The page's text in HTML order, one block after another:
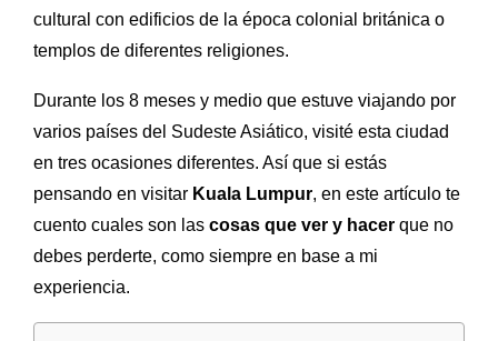
cultural con edificios de la época colonial británica o
templos de diferentes religiones.
Durante los 8 meses y medio que estuve viajando por
varios países del Sudeste Asiático, visité esta ciudad
en tres ocasiones diferentes. Así que si estás
pensando en visitar Kuala Lumpur, en este artículo te
cuento cuales son las cosas que ver y hacer que no
debes perderte, como siempre en base a mi
experiencia.